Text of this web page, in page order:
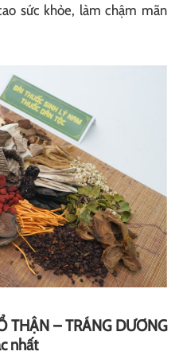
sức khỏe, làm chậm mãn
THẬN – TRÁNG DƯƠNG
nhất